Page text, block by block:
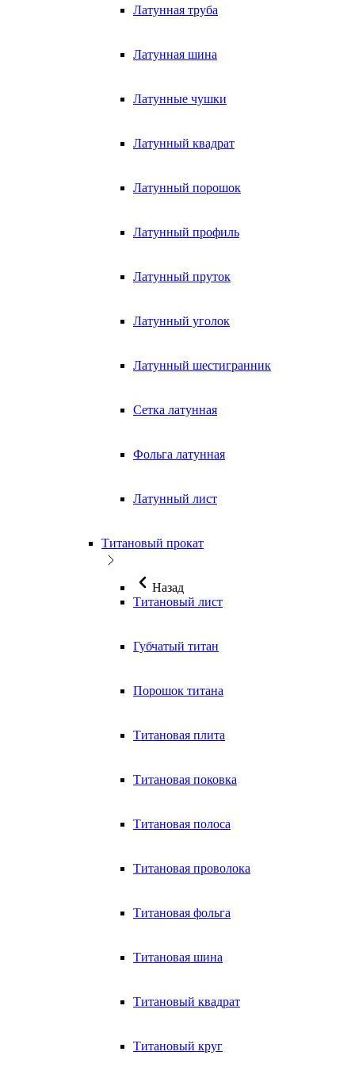
Латунная труба
Латунная шина
Латунные чушки
Латунный квадрат
Латунный порошок
Латунный профиль
Латунный пруток
Латунный уголок
Латунный шестигранник
Сетка латунная
Фольга латунная
Латунный лист
Титановый прокат
Назад
Титановый лист
Губчатый титан
Порошок титана
Титановая плита
Титановая поковка
Титановая полоса
Титановая проволока
Титановая фольга
Титановая шина
Титановый квадрат
Титановый круг